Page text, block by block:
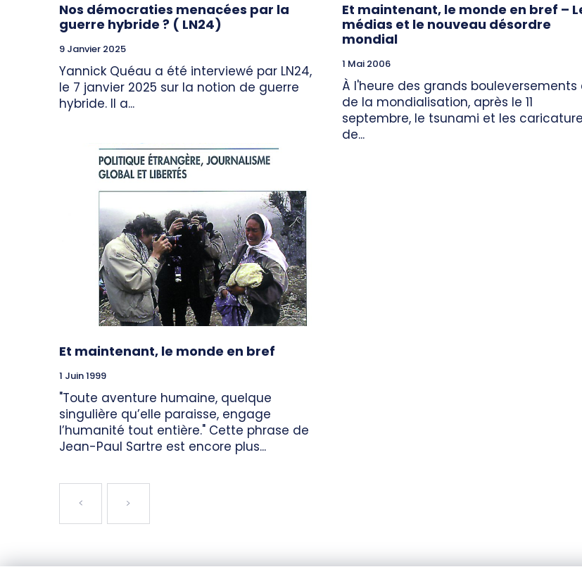
Nos démocraties menacées par la
guerre hybride ? ( LN24)
9 Janvier 2025
Yannick Quéau a été interviewé par LN24,
le 7 janvier 2025 sur la notion de guerre
hybride. Il a...
Et maintenant, le monde en bref –
médias et le nouveau désordre
mondial
1 Mai 2006
À l'heure des grands bouleversements
de la mondialisation, après le 11
septembre, le tsunami et les
de...
Et maintenant, le monde en bref
1 Juin 1999
"Toute aventure humaine, quelque
singulière qu’elle paraisse, engage
l’humanité tout entière." Cette phrase de
Jean-Paul Sartre est encore plus...